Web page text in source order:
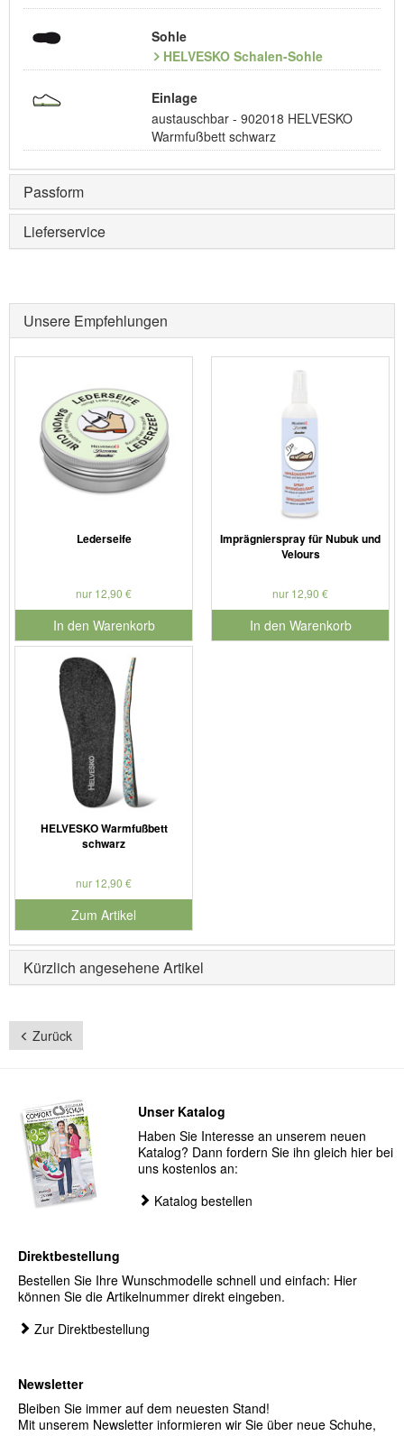
Sohle
HELVESKO Schalen-Sohle
Einlage
austauschbar - 902018 HELVESKO
Warmfußbett schwarz
Passform
Lieferservice
Unsere Empfehlungen
Lederseife
nur 12,90 €
In den Warenkorb
für Produktnummer 901127
Imprägnierspray für Nubuk und
Velours
nur 12,90 €
In den Warenkorb
für Produktnummer 901179
HELVESKO Warmfußbett
schwarz
nur 12,90 €
Zum Artikel
Kürzlich angesehene Artikel
Zurück
Unser Katalog
Haben Sie Interesse an unserem neuen
Katalog? Dann fordern Sie ihn gleich hier bei
uns kostenlos an:
Katalog bestellen
Direktbestellung
Bestellen Sie Ihre Wunschmodelle schnell und einfach: Hier
können Sie die Artikelnummer direkt eingeben.
Zur Direktbestellung
Newsletter
Bleiben Sie immer auf dem neuesten Stand!
Mit unserem Newsletter informieren wir Sie über neue Schuhe,